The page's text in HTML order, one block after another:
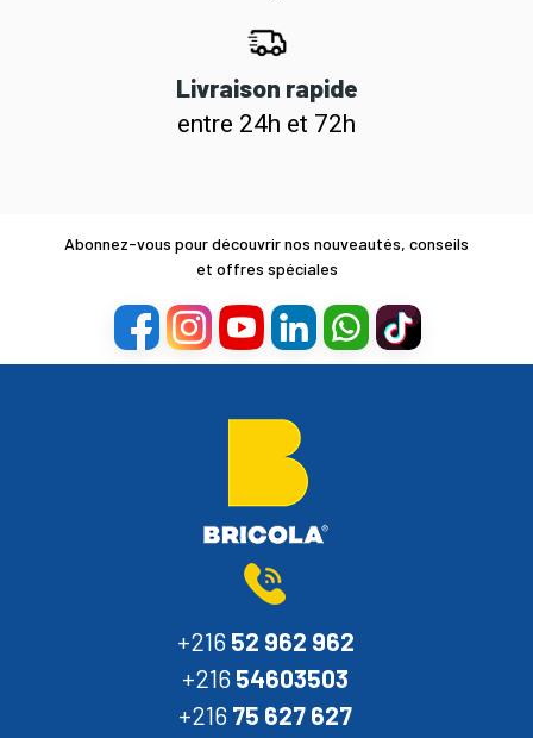
Livraison rapide
entre 24h et 72h
Abonnez-vous pour découvrir nos nouveautés, conseils
et offres spéciales
+216 52 962 962
+216 54603503
+216 75 627 627